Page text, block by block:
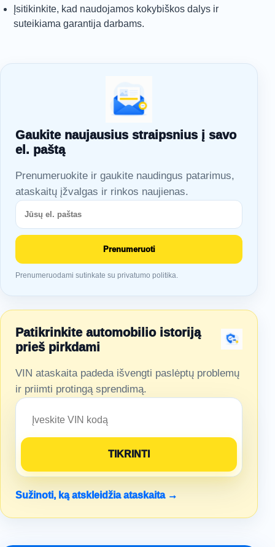
Įsitikinkite, kad naudojamos kokybiškos dalys ir
suteikiama garantija darbams.
Gaukite naujausius straipsnius į savo
el. paštą
Prenumeruokite ir gaukite naudingus patarimus,
ataskaitų įžvalgas ir rinkos naujienas.
Prenumeruoti
Prenumeruodami sutinkate su privatumo politika.
Patikrinkite automobilio istoriją
prieš pirkdami
VIN ataskaita padeda išvengti paslėptų problemų
ir priimti protingą sprendimą.
Sužinoti, ką atskleidžia ataskaita →